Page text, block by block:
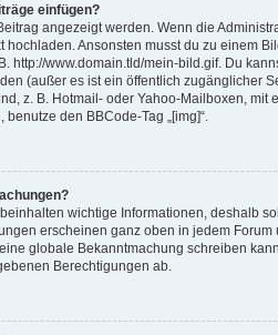
einfügen?
angezeigt werden. Wenn die
hochladen. Ansonsten musst du zu einem
http://www.domain.tld/mein-bild.gif. Du
(außer es ist ein öffentlich zugänglicher
z. B. Hotmail- oder Yahoo-Mailboxen, mit
den BBCode-Tag „[img]“.
wichtige Informationen, deshalb
erscheinen ganz oben in jedem
globale Bekanntmachung schreiben
Berechtigungen ab.